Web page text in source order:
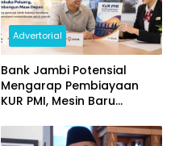
Advertorial
Bank Jambi Potensial
Mengarap Pembiayaan
KUR PMI, Mesin Baru
Daerah